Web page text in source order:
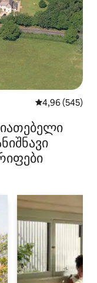
საშუალო
4,96 (545)